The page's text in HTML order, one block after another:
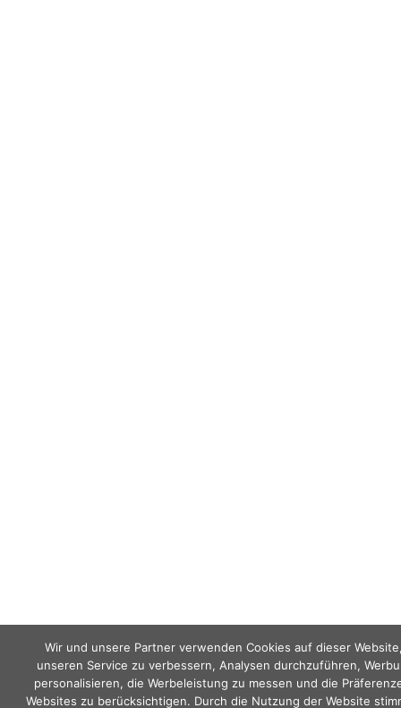
Wir und unsere Partner verwenden Cookies auf dieser
unseren Service zu verbessern, Analysen durchzuführen,
personalisieren, die Werbeleistung zu messen und die
Websites zu berücksichtigen. Durch die Nutzung der Website